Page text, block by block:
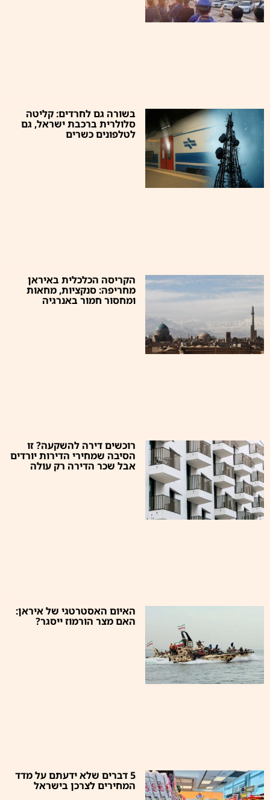
בשורה גם לחרדים: קליטה
סלולרית ברכבת ישראל, גם
לטלפונים כשרים
הקריסה הכלכלית באיראן
מחריפה: סנקציות, מחאות
ומחסור חמור באנרגיה
רוכשים דירה להשקעה? זו
הסיבה שמחירי הדירות יורדים
אבל שכר הדירה רק עולה
האיום האסטרטגי של איראן:
האם מצר הורמוז ייסגר?
5 דברים שלא ידעתם על מדד
המחירים לצרכן בישראל